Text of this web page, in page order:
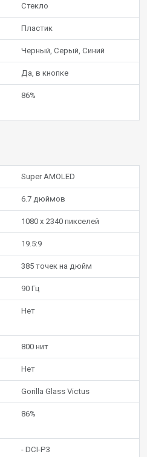
Стекло
Пластик
Черный, Серый, Синий
Да, в кнопке
86%
Super AMOLED
6.7 дюймов
1080 x 2340 пикселей
19.5:9
385 точек на дюйм
90 Гц
Нет
800 нит
Нет
Gorilla Glass Victus
86%
- DCI-P3